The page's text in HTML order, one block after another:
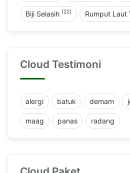
Biji Selasih (22) Rumput Laut
Cloud Testimoni
alergi batuk demam
maag panas radang